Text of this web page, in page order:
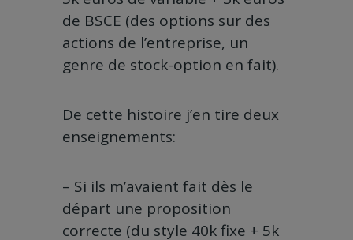
de BSCE (des options sur des
actions de l’entreprise, un
genre de stock-option en fait).
De cette histoire j’en tire deux
enseignements:
– Si ils m’avaient fait dès le
départ une proposition
correcte (du style 40k fixe + 5k